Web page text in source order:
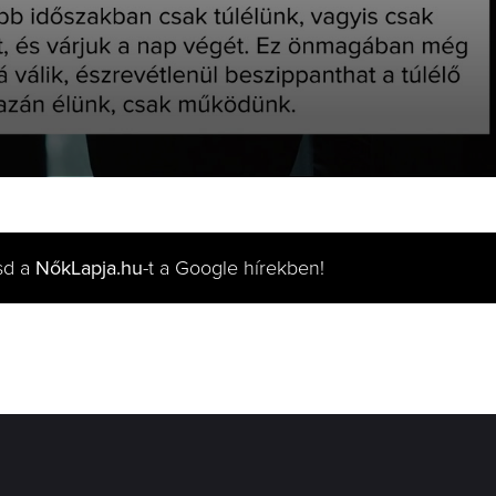
a NőkLapja.hu-t a Google hírekben!